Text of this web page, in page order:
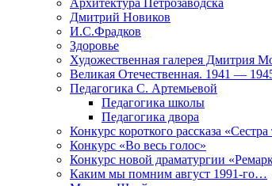
Дмитрий Новиков
И.С.Фрадков
Здоровье
Художественная галерея Дмитрия
Великая Отечественная. 1941 —
Педагогика С. Артемьевой
Педагогика школы
Педагогика двора
Конкурс короткого рассказа «Сестра
Конкурс «Во весь голос»
Конкурс новой драматургии
Каким мы помним август 1991-го…